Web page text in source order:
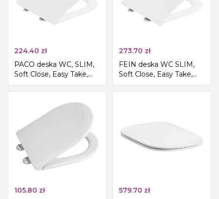
224.40 zł
PACO deska WC, SLIM,
Soft Close, Easy Take,
biały
273.70 zł
FEIN deska WC SLIM,
Soft Close, Easy Take,
biały
105.80 zł
579.70 zł